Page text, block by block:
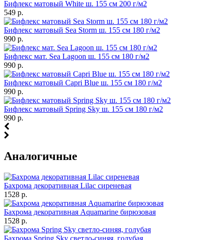
Бифлекс матовый White ш. 155 см 200 г/м2
549 р.
Бифлекс матовый Sea Storm ш. 155 см 180 г/м2
990 р.
Бифлекс мат. Sea Lagoon ш. 155 см 180 г/м2
990 р.
Бифлекс матовый Capri Blue ш. 155 см 180 г/м2
990 р.
Бифлекс матовый Spring Sky ш. 155 см 180 г/м2
990 р.
Аналогичные
Бахрома декоративная Lilac сиреневая
1528 р.
Бахрома декоративная Aquamarine бирюзовая
1528 р.
Бахрома Spring Sky светло-синяя, голубая